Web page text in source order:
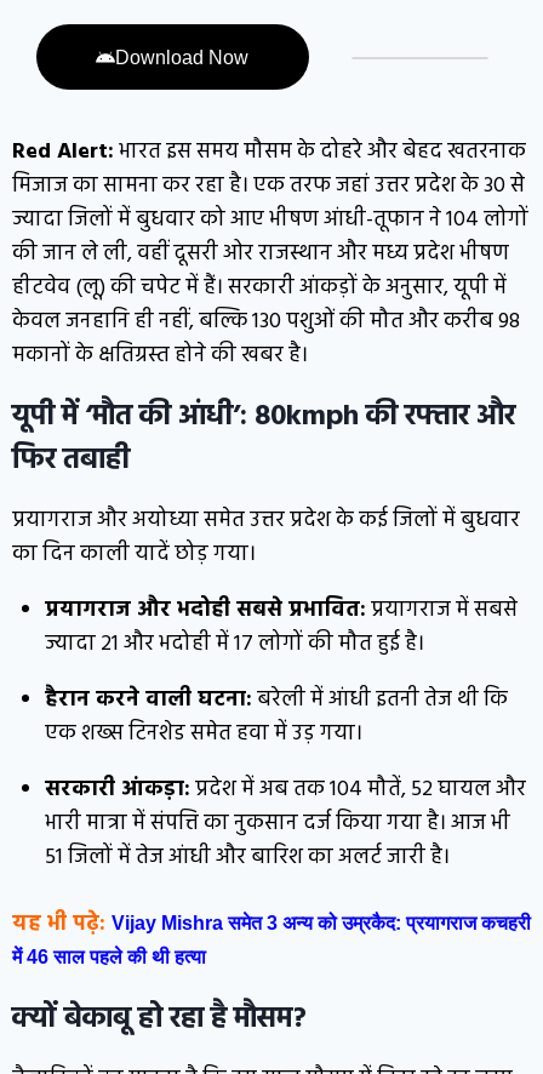
Download Now
Red Alert:भारत इस समय मौसम के दोहरे और बेहद खतरनाक
मिजाज का सामना कर रहा है। एक तरफ जहां उत्तर प्रदेश के 30 से
ज्यादा जिलों में बुधवार को आए भीषण आंधी-तूफान ने 104 लोगों
की जान ले ली, वहीं दूसरी ओर राजस्थान और मध्य प्रदेश भीषण
हीटवेव (लू) की चपेट में हैं। सरकारी आंकड़ों के अनुसार, यूपी में
केवल जनहानि ही नहीं, बल्कि 130 पशुओं की मौत और करीब 98
मकानों के क्षतिग्रस्त होने की खबर है।
यूपी में ‘मौत की आंधी’: 80kmph की रफ्तार और
फिर तबाही
प्रयागराज और अयोध्या समेत उत्तर प्रदेश के कई जिलों में बुधवार
का दिन काली यादें छोड़ गया।
प्रयागराज और भदोही सबसे प्रभावित:प्रयागराज में सबसे
ज्यादा 21 और भदोही में 17 लोगों की मौत हुई है।
हैरान करने वाली घटना:बरेली में आंधी इतनी तेज थी कि
एक शख्स टिनशेड समेत हवा में उड़ गया।
सरकारी आंकड़ा:प्रदेश में अब तक 104 मौतें, 52 घायल और
भारी मात्रा में संपत्ति का नुकसान दर्ज किया गया है। आज भी
51 जिलों में तेज आंधी और बारिश का अलर्ट जारी है।
यह भी पढ़े: Vijay Mishra समेत 3 अन्य को उम्रकैद: प्रयागराज कचहरी
में 46 साल पहले की थी हत्या
क्यों बेकाबू हो रहा है मौसम?